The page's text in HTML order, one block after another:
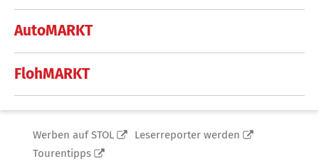
AutoMARKT
FlohMARKT
Werben auf STOL
Leserreporter werden
Tourentipps